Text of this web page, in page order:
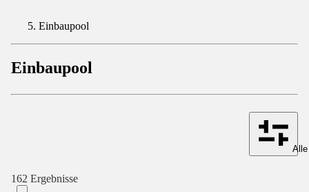
Einbaupool
Einbaupool
162 Ergebnisse